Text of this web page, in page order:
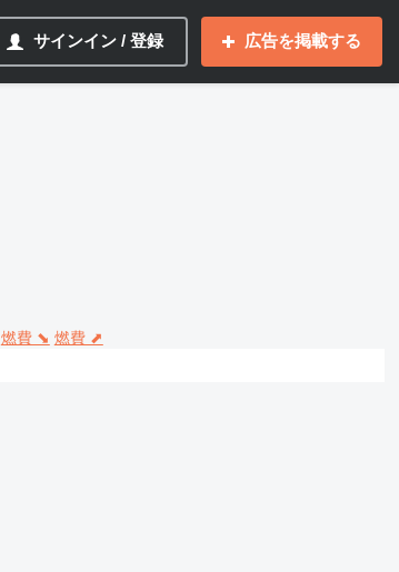
サインイン / 登録 広告を掲載する
燃費 ⬊ 燃費 ⬈